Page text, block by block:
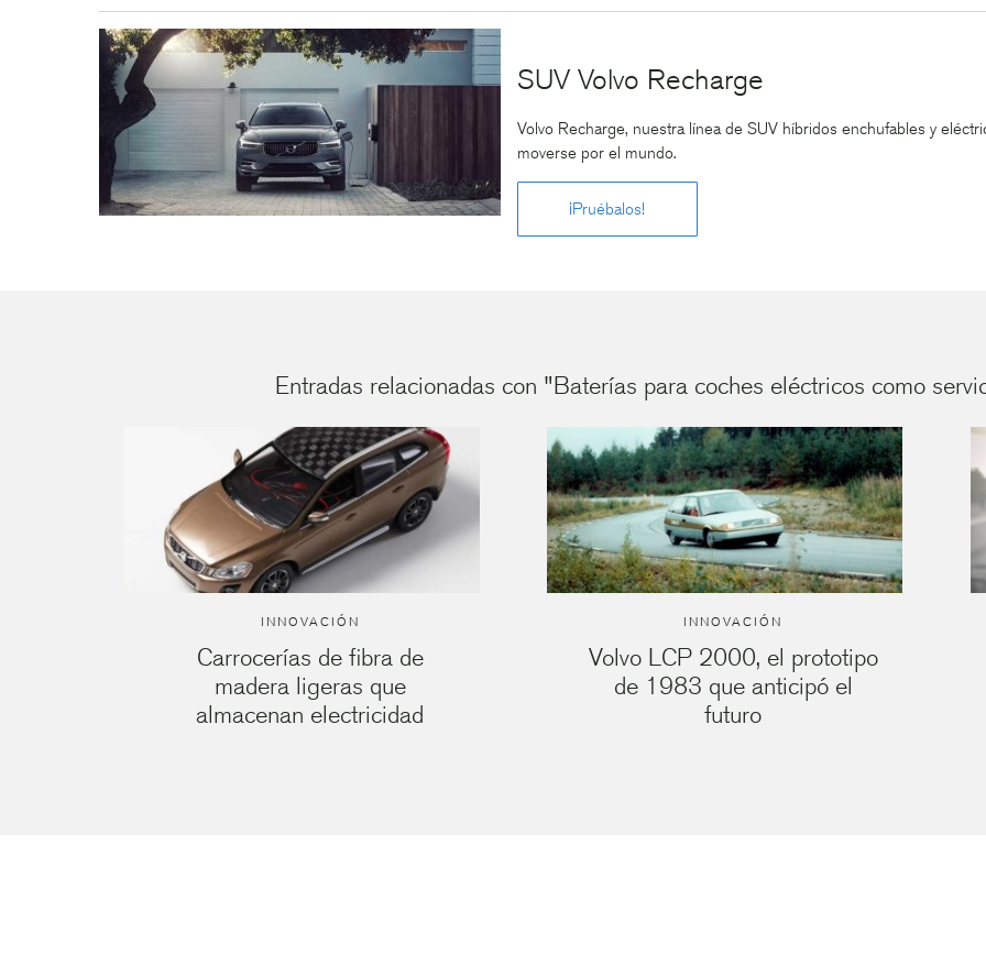
SUV Volvo Recharge
Volvo Recharge, nuestra línea de SUV híbridos enchufables y
moverse por el mundo.
¡Pruébalos!
Entradas relacionadas con "Baterías para coches eléctricos como
INNOVACIÓN
Carrocerías de fibra de
madera ligeras que
almacenan electricidad
INNOVACIÓN
Volvo LCP 2000, el prototipo
de 1983 que anticipó el
futuro